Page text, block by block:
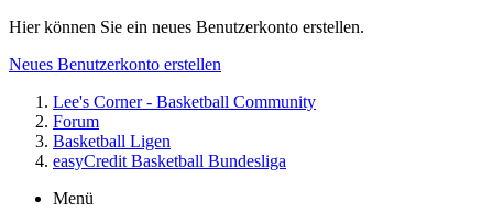
Hier können Sie ein neues Benutzerkonto erstellen.
Neues Benutzerkonto erstellen
Lee's Corner - Basketball Community
Forum
Basketball Ligen
easyCredit Basketball Bundesliga
Menü